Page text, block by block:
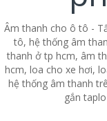
Âm thanh cho ô tô -
tô, hệ thống âm
thanh ở tp hcm, âm
hcm, loa cho xe hơi,
hệ thống âm thanh
gắn